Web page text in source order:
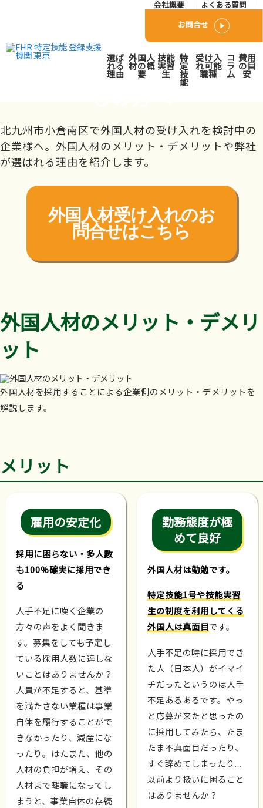
会社概要
よくある質問
お問合せ
選ば
れる
理由
外国人
材の概
要
技能
実習
生
特
定
技
能
受け入
れ可能
職種
コ
ラ
ム
費用
の目
安
北九州市小倉南区で外国人
人材派遣･紹介会社をお探
北九州市小倉南区で外国人材の受け入れを検討中の
企業様へ。外国人材のメリット・デメリットや弊社
が選ばれる理由を紹介します。
外国人材受け入れのお
問合せはこちら
外国人材のメリット・デメリ
ット
外国人材を採用することによる企業側のメリット・デメリットを
解説します。
メリット
雇用の安定化
採用に困らない・多人数
も100%確実に採用でき
る
人手不足に嘆く企業の
方々の声をよく聞きま
す。募集をしても予定し
ている採用人数に達しな
いことはありませんか？
人員が不足すると、基準
を満たさない業種は事業
自体を履行することがで
きなかったり、減産にな
ったり。はたまた、他の
人材の負担が増え、その
人材まで離職になってし
まうと、事業自体の存続
勤務態度が極
めて良好
外国人材は勤勉です。
特定技能1号や技能実習
生の制度を利用してくる
外国人は真面目です。
人手不足の時に採用でき
た人（日本人）がイマイ
チだったというのは人手
不足あるあるです。やっ
と応募が来たと思ったの
に採用してみたら、たま
たま不真面目だったり、
すぐ辞めてしまったり...
以前より扱いに困ること
はありませんか？